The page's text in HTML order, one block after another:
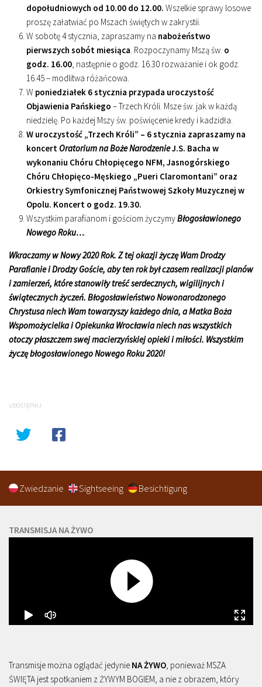
dopołudniowych od 10.00 do 12.00. Wszelkie sprawy losowe
proszę załatwiać po Mszach świętych w zakrystii.
W sobotę 4 stycznia, zapraszamy na nabożeństwo
pierwszych sobót miesiąca. Rozpoczynamy Mszą św. o
godz. 16.00, następnie o godz. 16.30 rozważanie i ok godz.
16.45 – modlitwa różańcowa.
W poniedziałek 6 stycznia przypada uroczystość
Objawienia Pańskiego – Trzech Króli. Msze św. jak w każdą
niedzielę. Po każdej Mszy św. poświęcenie kredy i kadzidła.
W uroczystość „Trzech Króli” – 6 stycznia zapraszamy na
koncert Oratorium na Boże NarodzenieJ.S. Bacha w
wykonaniu Chóru Chłopięcego NFM, Jasnogórskiego
Chóru Chłopięco-Męskiego „Pueri Claromontani” oraz
Orkiestry Symfonicznej Państwowej Szkoły Muzycznej w
Opolu. Koncert o godz. 19.30.
Wszystkim parafianom i gościom życzymyBłogosławionego
Nowego Roku….
Wkraczamy w Nowy 2020 Rok. Z tej okazji życzę Wam Drodzy
Parafianie i Drodzy Goście, aby ten rok był czasem realizacji planów
i zamierzeń, które stanowiły treść serdecznych, wigilijnych i
świątecznych życzeń. Błogosławieństwo Nowonarodzonego
Chrystusa niech Wam towarzyszy każdego dnia, a Matka Boża
Wspomożycielka i Opiekunka Wrocławia niech nas wszystkich
otoczy płaszczem swej macierzyńskiej opieki i miłości. Wszystkim
życzę błogosławionego Nowego Roku 2020!
UDOSTĘPNIJ
Zwiedzanie Sightseeing Besichtigung
TRANSMISJA NA ŻYWO
Transmisje można oglądać jedynie NA ŻYWO, ponieważ MSZA
ŚWIĘTA jest spotkaniem z ŻYWYM BOGIEM, a nie z obrazem, który